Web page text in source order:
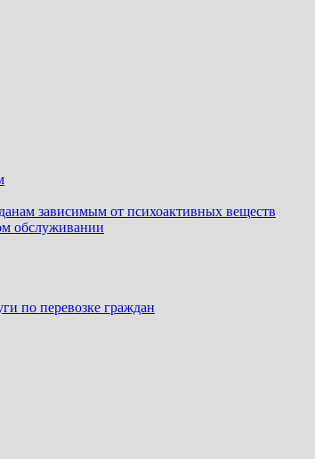
зависимым от психоактивных веществ
обслуживании
по перевозке граждан